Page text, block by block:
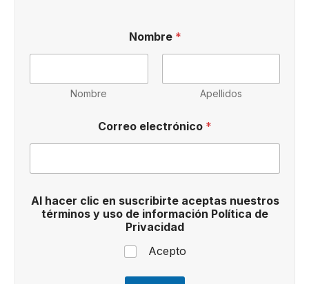
Nombre *
Nombre Apellidos
u
s
b
i
r
t
e
l
Correo electrónico *
Al hacer clic en suscribirte aceptas nuestros
términos y uso de información Política de
Privacidad
Acepto